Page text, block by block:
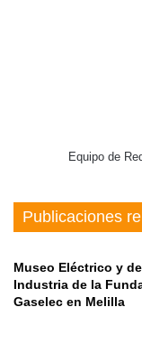
Equipo de
Publicaciones
Museo Eléctrico y
Industria de la
Gaselec en Melilla